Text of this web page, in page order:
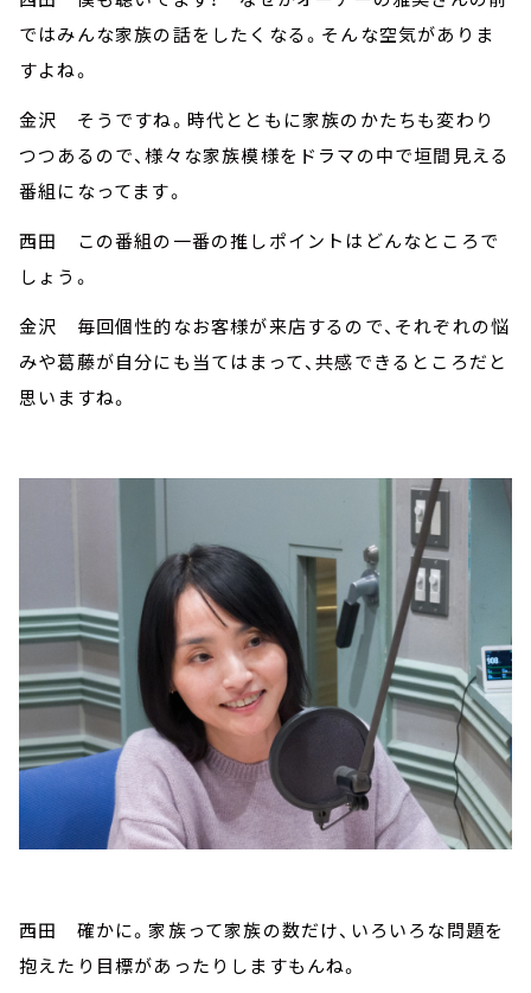
ではみんな家族の話をしたくなる。そんな空気がありま
すよね。
金沢 そうですね。時代とともに家族のかたちも変わり
つつあるので、様々な家族模様をドラマの中で垣間見える
番組になってます。
西田 この番組の一番の推しポイントはどんなところで
しょう。
金沢 毎回個性的なお客様が来店するので、それぞれの悩
みや葛藤が自分にも当てはまって、共感できるところだと
思いますね。
西田 確かに。家族って家族の数だけ、いろいろな問題を
抱えたり目標があったりしますもんね。